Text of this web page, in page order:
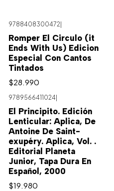
9788408300472|
Romper El Circulo (it
Ends With Us) Edicion
Especial Con Cantos
Tintados
$28.990
9789566411024
El Principito. Edición
Lenticular: Aplica, De
Antoine De Saint-
exupéry. Aplica, Vol. .
Editorial Planeta
Junior, Tapa Dura En
Español, 2000
$19.980